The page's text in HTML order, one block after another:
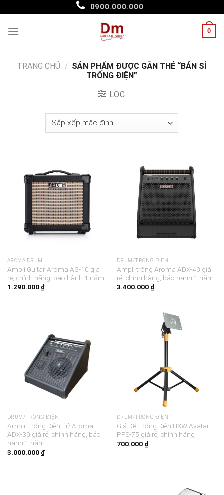
content
0900.000.000
0
TRANG CHỦ / SẢN PHẨM ĐƯỢC GẮN THẺ “BÁN SỈ
TRỐNG ĐIỆN”
LỌC
AROMA DRUM
Ampli Guitar Aroma AG-10 giá
rẻ, chính hãng, bảo hành 1 năm
1.290.000 ₫
DRUM/TRỐNG ĐIỆN
Ampli trống Aroma ADX-40 giá
rẻ, chính hãng, bảo hành 1 năm
3.400.000 ₫
DRUM/TRỐNG ĐIỆN
Ampli Trống Điện Tử Aroma
ADX-30 giá rẻ, chính hãng, bảo
hành 1 năm
3.000.000 ₫
DRUM/TRỐNG ĐIỆN
Giá Để Trống Điện HXW Avatar
PPS-75 giá rẻ, chính hãng
700.000 ₫